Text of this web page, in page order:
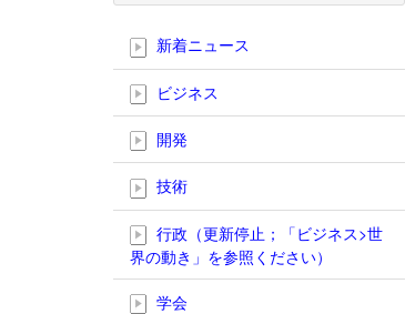
新着ニュース
ビジネス
開発
技術
行政（更新停止；「ビジネス>世
界の動き」を参照ください）
学会